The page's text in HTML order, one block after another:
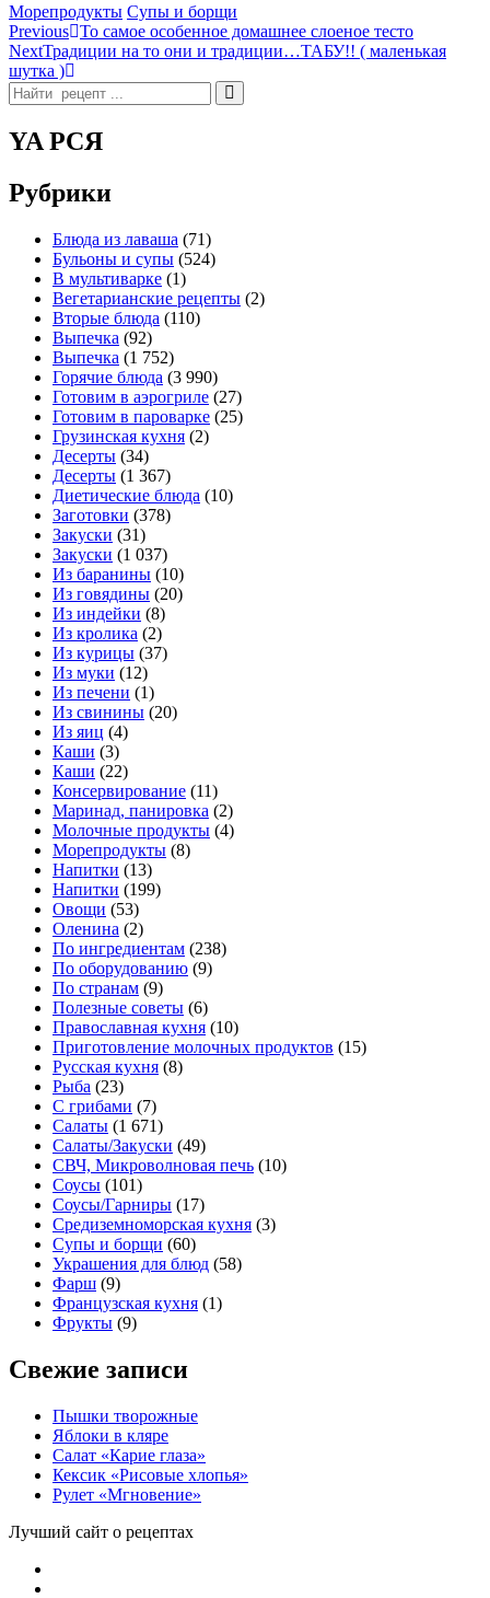
Categories
Морепродукты Супы и борщи
Навигация
по
записям
Previous То самое особенное домашнее слоеное тесто
NextТрадиции на то они и традиции…ТАБУ!! ( маленькая
шутка )
Search
for:
YA РСЯ
Рубрики
Блюда из лаваша (71)
Бульоны и супы (524)
В мультиварке (1)
Вегетарианские рецепты (2)
Вторые блюда (110)
Выпечка (92)
Выпечка (1 752)
Горячие блюда (3 990)
Готовим в аэрогриле (27)
Готовим в пароварке (25)
Грузинская кухня (2)
Десерты (34)
Десерты (1 367)
Диетические блюда (10)
Заготовки (378)
Закуски (31)
Закуски (1 037)
Из баранины (10)
Из говядины (20)
Из индейки (8)
Из кролика (2)
Из курицы (37)
Из муки (12)
Из печени (1)
Из свинины (20)
Из яиц (4)
Каши (3)
Каши (22)
Консервирование (11)
Маринад, панировка (2)
Молочные продукты (4)
Морепродукты (8)
Напитки (13)
Напитки (199)
Овощи (53)
Оленина (2)
По ингредиентам (238)
По оборудованию (9)
По странам (9)
Полезные советы (6)
Православная кухня (10)
Приготовление молочных продуктов (15)
Русская кухня (8)
Рыба (23)
С грибами (7)
Салаты (1 671)
Салаты/Закуски (49)
СВЧ, Микроволновая печь (10)
Соусы (101)
Соусы/Гарниры (17)
Средиземноморская кухня (3)
Супы и борщи (60)
Украшения для блюд (58)
Фарш (9)
Французская кухня (1)
Фрукты (9)
Свежие записи
Пышки творожные
Яблоки в кляре
Салат «Карие глаза»
Кексик «Рисовые хлопья»
Рулет «Мгновение»
Лучший сайт о рецептах